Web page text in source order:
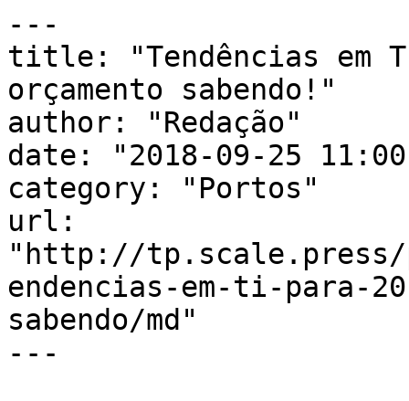
---
title: "Tendências em
orçamento sabendo!"
author: "Redação"
date: "2018-09-25
category: "Portos"
url:
"http://
endencias-em-ti-para-
sabendo/md"
---